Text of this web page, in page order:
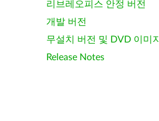
리브레오피스 안정 버전
개발 버전
무설치 버전 및 DVD 이미지
Release Notes